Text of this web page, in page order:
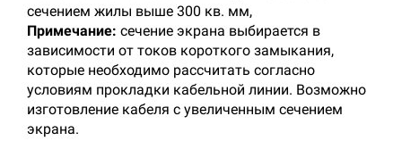
сечением жилы выше 300 кв. мм,
Примечание: сечение экрана выбирается в
зависимости от токов короткого замыкания,
которые необходимо рассчитать согласно
условиям прокладки кабельной линии. Возможно
изготовление кабеля с увеличенным сечением
экрана.